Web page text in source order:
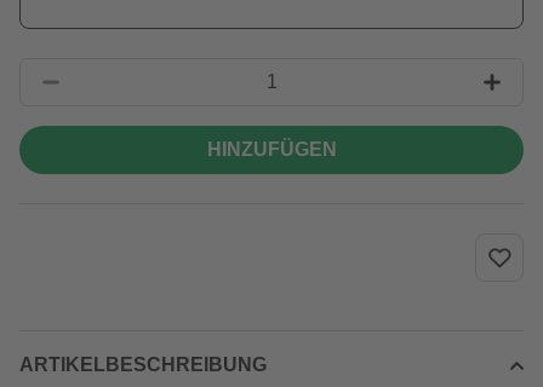
HINZUFÜGEN
ARTIKELBESCHREIBUNG